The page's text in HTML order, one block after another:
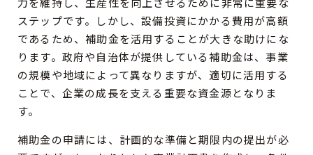
ステップです。しかし、設備投資にかかる費用が高額
であるため、補助金を活用することが大きな助けにな
ります。政府や自治体が提供している補助金は、事業
の規模や地域によって異なりますが、適切に活用する
ことで、企業の成長を支える重要な資金源となりま
す。
補助金の申請には、計画的な準備と期限内の提出が必